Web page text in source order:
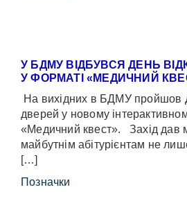
У БДМУ ВІДБУВСЯ ДЕНЬ
У ФОРМАТІ «МЕДИЧНИЙ
На вихідних в БДМУ пройшов
дверей у новому
«Медичний квест». Захід дав
майбутнім абітурієнтам не
[…]
Позначки